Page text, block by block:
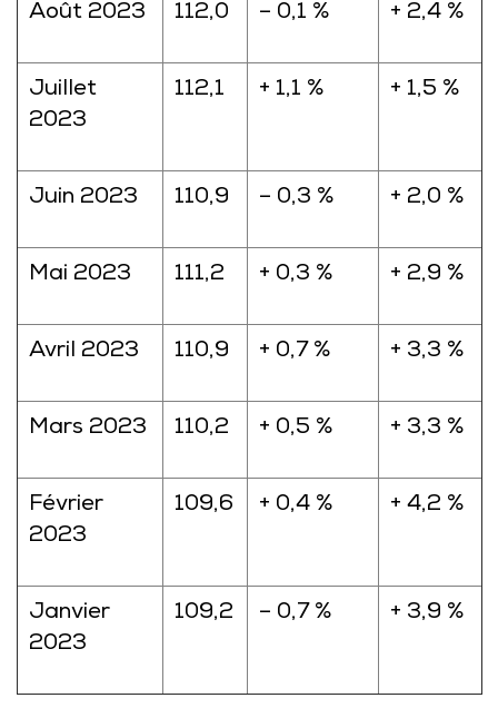
Août 2023 112,0 – 0,1 % + 2,4 %
Juillet
2023
112,1 + 1,1 % + 1,5 %
Juin 2023 110,9 – 0,3 % + 2,0 %
Mai 2023 111,2 + 0,3 % + 2,9 %
Avril 2023 110,9 + 0,7 % + 3,3 %
Mars 2023 110,2 + 0,5 % + 3,3 %
Février
2023
109,6 + 0,4 % + 4,2 %
Janvier
2023
109,2 – 0,7 % + 3,9 %